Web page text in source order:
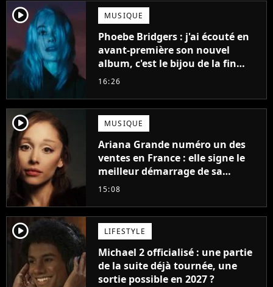
player2 MUSIQUE
Phoebe Bridgers : j'ai écouté en
avant-première son nouvel
album, c'est le bijou de la fin
d'été
16:26
player2 MUSIQUE
Ariana Grande numéro un des
ventes en France : elle signe le
meilleur démarrage de sa
carrière avec son album Petal
15:08
player2 LIFESTYLE
Michael 2 officialisé : une partie
de la suite déjà tournée, une
sortie possible en 2027 ?